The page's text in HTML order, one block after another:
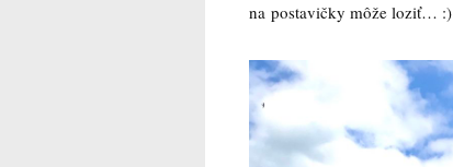
na postavičky môže loziť… :)